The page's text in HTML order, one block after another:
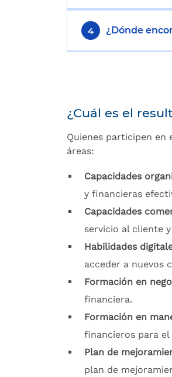
4 ¿Dónde
¿Cuál es el
Quienes participen en
áreas:
Capacidades
y financieras
Capacidades
servicio al cliente
Habilidades
acceder a nuevos
Formación en
financiera.
Formación en
financieros para
Plan de
plan de